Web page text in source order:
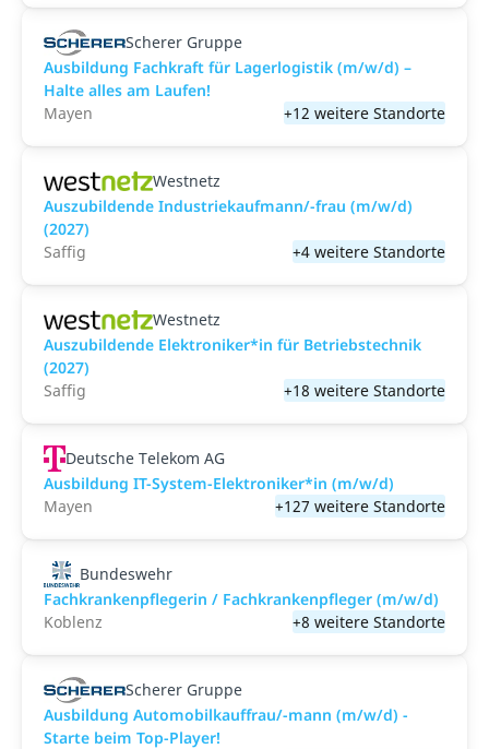
Scherer Gruppe
Ausbildung Fachkraft für Lagerlogistik (m/w/d) –
Halte alles am Laufen!
Mayen
+12 weitere Standorte
Westnetz
Auszubildende Industriekaufmann/-frau (m/w/d)
(2027)
Saffig
+4 weitere Standorte
Westnetz
Auszubildende Elektroniker*in für Betriebstechnik
(2027)
Saffig
+18 weitere Standorte
Deutsche Telekom AG
Ausbildung IT-System-Elektroniker*in (m/w/d)
Mayen
+127 weitere Standorte
Bundeswehr
Fachkrankenpflegerin / Fachkrankenpfleger (m/w/d)
Koblenz
+8 weitere Standorte
Scherer Gruppe
Ausbildung Automobilkauffrau/-mann (m/w/d) -
Starte beim Top-Player!